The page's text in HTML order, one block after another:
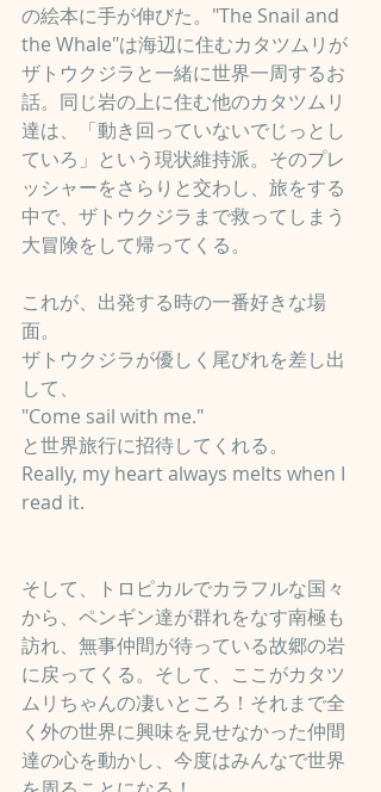
の絵本に手が伸びた。"The Snail and
the Whale"は海辺に住むカタツムリが
ザトウクジラと一緒に世界一周するお
話。同じ岩の上に住む他のカタツムリ
達は、「動き回っていないでじっとし
ていろ」という現状維持派。そのプレ
ッシャーをさらりと交わし、旅をする
中で、ザトウクジラまで救ってしまう
大冒険をして帰ってくる。
これが、出発する時の一番好きな場
面。
ザトウクジラが優しく尾びれを差し出
して、
"Come sail with me."
と世界旅行に招待してくれる。
Really, my heart always melts when I
read it.
そして、トロピカルでカラフルな国々
から、ペンギン達が群れをなす南極も
訪れ、無事仲間が待っている故郷の岩
に戻ってくる。そして、ここがカタツ
ムリちゃんの凄いところ！それまで全
く外の世界に興味を見せなかった仲間
達の心を動かし、今度はみんなで世界